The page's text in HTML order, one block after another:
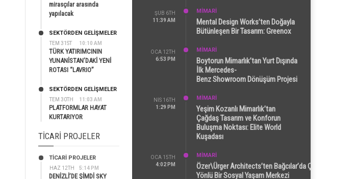
mirasçılar arasında
yapılacak
TEM 31ST 10:10 AM
SEKTÖRDEN GELIŞMELER
TÜRK YATIRIMCININ
YUNANİSTAN’DAKİ YENİ
ROTASI “LAVRIO”
TEM 30TH 11:03 AM
SEKTÖRDEN GELIŞMELER
PLATFORMLAR HAYAT
KURTARIYOR
TICARI PROJELER
HAZ 12TH 5:14 PM
TİCARİ PROJELER
DENİZLİ’DE ŞİMDİ SKY
ŞUB 6TH
11:39 AM
MİMARİ
Mental Design Works’ten Doğayla
Bütünleşen Bir Tasarım: Greenox
OCA 12TH
6:53 PM
MİMARİ
Boytorun Mimarlık’tan Yurt Dışında
İlk Mercedes-
Benz Showroom Dönüşüm Projesi
NIS 16TH
1:29 PM
MİMARİ
Yeşim Kozanlı Mimarlık’tan
Çağdaş Tasarım ve Konforun
Buluşma Noktası: Elite World
Kuşadası
OCA 15TH
4:02 PM
MİMARİ
Özer\Ürger Architects’ten Bağcılar’da Çok
Yönlü Bir Sosyal Yaşam Merkezi